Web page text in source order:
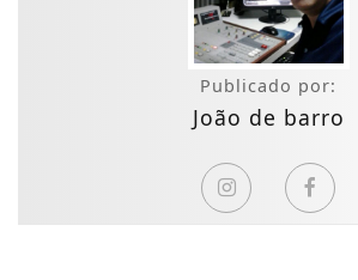
Publicado por:
João de barro